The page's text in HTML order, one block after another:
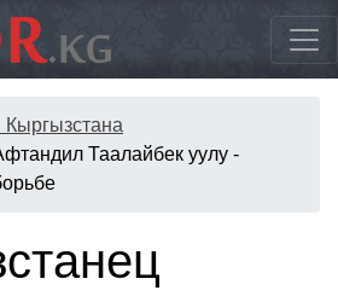
Кыргызстана
Таалайбек уулу -